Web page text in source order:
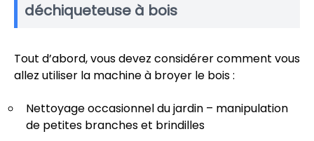
déchiqueteuse à bois
Tout d’abord, vous devez considérer comment vous
allez utiliser la machine à broyer le bois :
Nettoyage occasionnel du jardin – manipulation
de petites branches et brindilles